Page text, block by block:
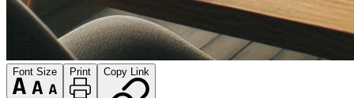
Font Size Print Copy Link